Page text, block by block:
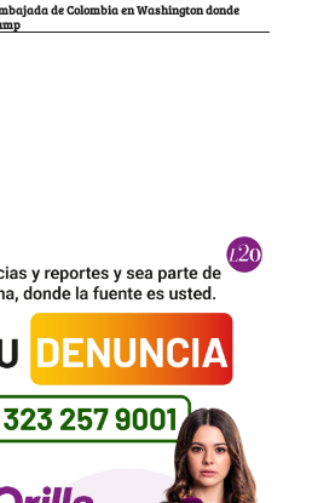
de Colombia en Washington donde